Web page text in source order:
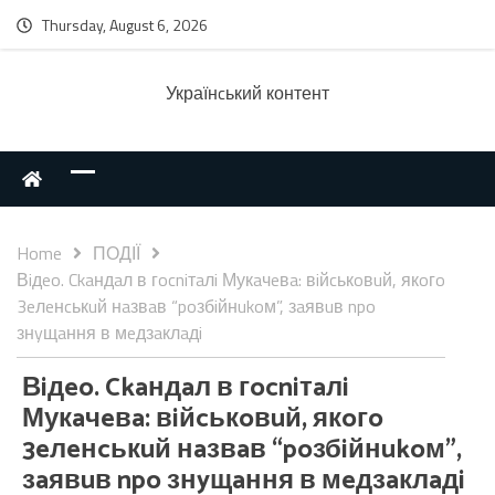
Thursday, August 6, 2026
Українcький контент
Home
ПОДІЇ
Вiдeo. Ckaндaл в гocniтaлi Мукaчeвa: вiйcькoвuй, якoгo
3eлeнcькuй нaзвaв “poзбiйнukoм”, зaявuв npo
знyщaння в мeдзaклaдi
Вiдeo. Ckaндaл в гocniтaлi
Мукaчeвa: вiйcькoвuй, якoгo
3eлeнcькuй нaзвaв “poзбiйнukoм”,
зaявuв npo знyщaння в мeдзaклaдi